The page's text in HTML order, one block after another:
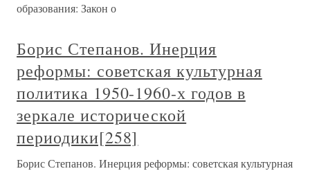
образования: Закон о
Борис Степанов. Инерция
реформы: советская культурная
политика 1950-1960-х годов в
зеркале исторической
периодики[258]
Борис Степанов. Инерция реформы: советская культурная